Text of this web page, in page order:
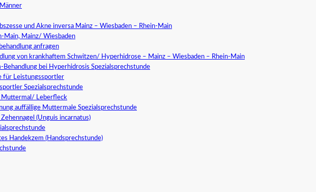
und Akne inversa Mainz – Wiesbaden – Rhein-Main
Main, Mainz/ Wiesbaden
anfragen
von krankhaftem Schwitzen/ Hyperhidrose – Mainz – Wiesbaden – Rhein-Main
Behandlung bei Hyperhidrosis Spezialsprechstunde
für Leistungssportler
Spezialsprechstunde
Muttermal/ Leberfleck
auffällige Muttermale Spezialsprechstunde
(Unguis incarnatus)
Handekzem (Handsprechstunde)